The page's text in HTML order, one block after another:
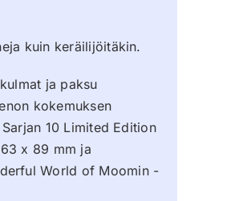
kuin keräilijöitäkin.
ja paksu
kokemuksen
10 Limited Edition
x 89 mm ja
World of Moomin -